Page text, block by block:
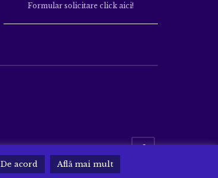
Formular solicitare click aici!
De acord Află mai mult